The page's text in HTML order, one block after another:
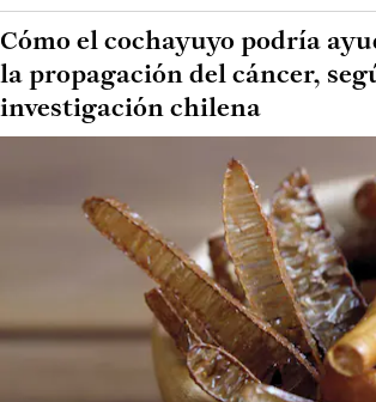
Cómo el cochayuyo podría
la propagación del cáncer,
investigación chilena